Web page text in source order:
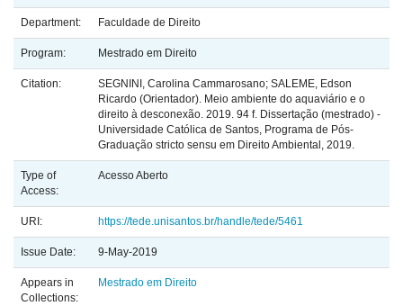
Department: Faculdade de Direito
Program: Mestrado em Direito
Citation:
SEGNINI, Carolina Cammarosano; SALEME, Edson
Ricardo (Orientador). Meio ambiente do aquaviário e o
direito à desconexão. 2019. 94 f. Dissertação (mestrado) -
Universidade Católica de Santos, Programa de Pós-
Graduação stricto sensu em Direito Ambiental, 2019.
Type of
Access:
Acesso Aberto
URI: https://tede.unisantos.br/handle/tede/5461
Issue Date: 9-May-2019
Appears in
Collections:
Mestrado em Direito